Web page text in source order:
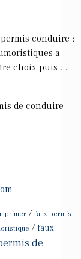
conduire :
a
choix puis ...
de conduire
/ faux permis
/ faux
de